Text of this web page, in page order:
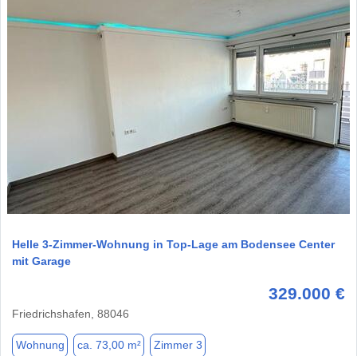
1 / 7
Helle 3-Zimmer-Wohnung in Top-Lage am Bodensee Center
mit Garage
329.000 €
Friedrichshafen, 88046
Wohnung ca. 73,00 m² Zimmer 3